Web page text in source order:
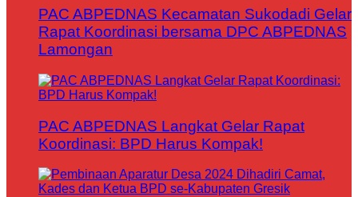
PAC ABPEDNAS Kecamatan Sukodadi Gelar
Rapat Koordinasi bersama DPC ABPEDNAS
Lamongan
PAC ABPEDNAS Langkat Gelar Rapat
Koordinasi: BPD Harus Kompak!